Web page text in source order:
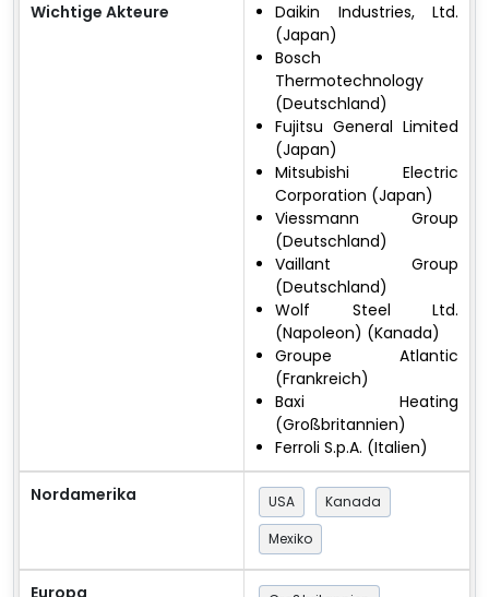
Wichtige Akteure
Daikin Industries, Ltd.
(Japan)​
Bosch
Thermotechnology
(Deutschland)​
Fujitsu General Limited
(Japan)​
Mitsubishi Electric
Corporation (Japan)​
Viessmann Group
(Deutschland)​
Vaillant Group
(Deutschland)​
Wolf Steel Ltd.
(Napoleon) (Kanada)​
Groupe Atlantic
(Frankreich)​
Baxi Heating
(Großbritannien)​
Ferroli S.p.A. (Italien)
Nordamerika USA
Kanada
Mexiko